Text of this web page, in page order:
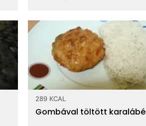
289 KCAL
Gombával töltött karalábé